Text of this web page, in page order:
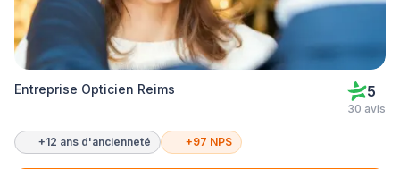
Entreprise Opticien Reims 5
30 avis
+12 ans d'ancienneté +97 NPS